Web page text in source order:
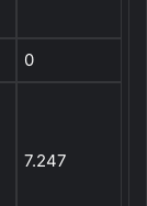
0
7.247